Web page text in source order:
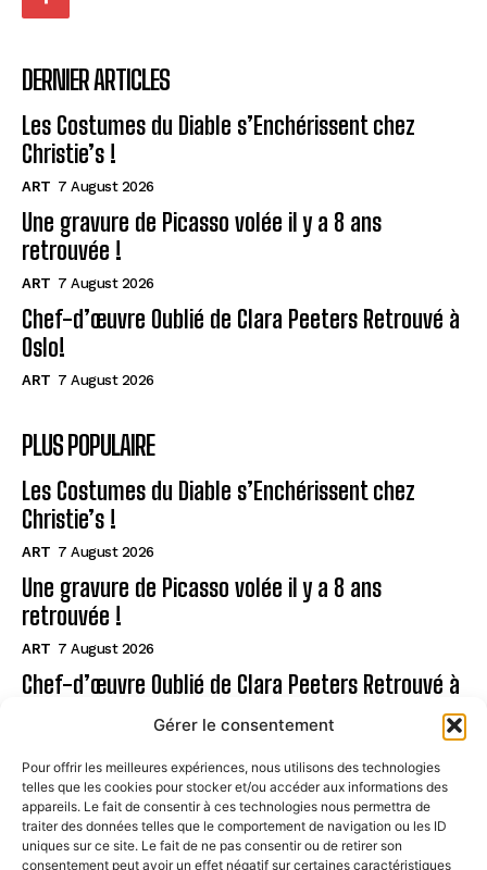
Gérer le consentement
Pour offrir les meilleures expériences, nous utilisons des technologies
telles que les cookies pour stocker et/ou accéder aux informations des
appareils. Le fait de consentir à ces technologies nous permettra de
traiter des données telles que le comportement de navigation ou les ID
uniques sur ce site. Le fait de ne pas consentir ou de retirer son
consentement peut avoir un effet négatif sur certaines caractéristiques
DERNIER ARTICLES
Les Costumes du Diable s’Enchérissent chez
Christie’s !
ART 7 August 2026
Une gravure de Picasso volée il y a 8 ans
retrouvée !
ART 7 August 2026
Chef-d’œuvre Oublié de Clara Peeters Retrouvé à
Oslo!
ART 7 August 2026
PLUS POPULAIRE
Les Costumes du Diable s’Enchérissent chez
Christie’s !
ART 7 August 2026
Une gravure de Picasso volée il y a 8 ans
retrouvée !
ART 7 August 2026
Chef-d’œuvre Oublié de Clara Peeters Retrouvé à
Page
CONTACT